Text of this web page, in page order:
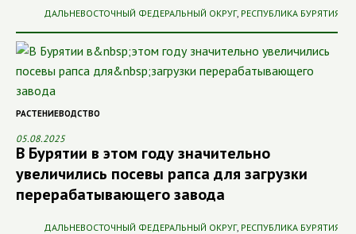
ДАЛЬНЕВОСТОЧНЫЙ ФЕДЕРАЛЬНЫЙ ОКРУГ, РЕСПУБЛИКА БУРЯТИЯ
РАСТЕНИЕВОДСТВО
05.08.2025
В Бурятии в этом году значительно
увеличились посевы рапса для загрузки
перерабатывающего завода
ДАЛЬНЕВОСТОЧНЫЙ ФЕДЕРАЛЬНЫЙ ОКРУГ, РЕСПУБЛИКА БУРЯТИЯ